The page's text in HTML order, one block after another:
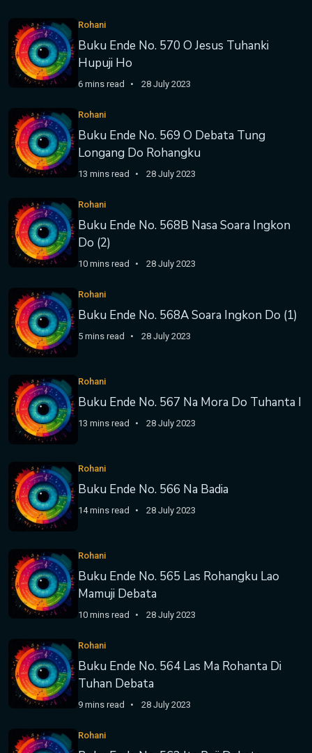
Rohani
Buku Ende No. 570 O Jesus Tuhanki
Hupuji Ho
6 mins read 28 July 2023
Rohani
Buku Ende No. 569 O Debata Tung
Longang Do Rohangku
13 mins read 28 July 2023
Rohani
Buku Ende No. 568B Nasa Soara Ingkon
Do (2)
10 mins read 28 July 2023
Rohani
Buku Ende No. 568A Soara Ingkon Do (1)
5 mins read 28 July 2023
Rohani
Buku Ende No. 567 Na Mora Do Tuhanta I
13 mins read 28 July 2023
Rohani
Buku Ende No. 566 Na Badia
14 mins read 28 July 2023
Rohani
Buku Ende No. 565 Las Rohangku Lao
Mamuji Debata
10 mins read 28 July 2023
Rohani
Buku Ende No. 564 Las Ma Rohanta Di
Tuhan Debata
9 mins read 28 July 2023
Rohani